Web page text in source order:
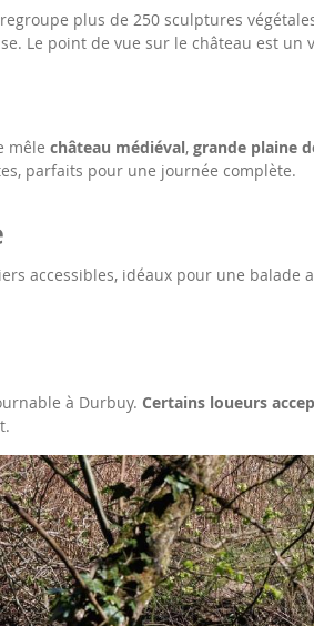
plus de 250 sculptures
Le point de vue sur le château est un
mêle château médiéval, grande plaine
parfaits pour une journée complète.
accessibles, idéaux pour une balade
à Durbuy. Certains loueurs